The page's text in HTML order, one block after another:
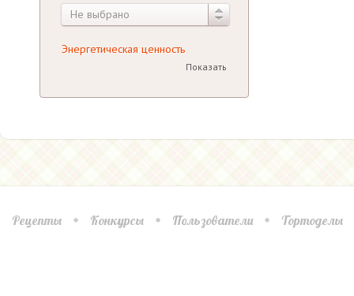
Не выбрано
Энергетическая ценность
Показать
Рецепты Конкурсы Пользователи Тортоделы